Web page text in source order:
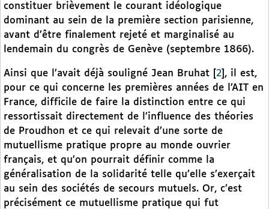
constituer brièvement le courant idéologique
dominant au sein de la première section parisienne,
avant d’être finalement rejeté et marginalisé au
lendemain du congrès de Genève (septembre 1866).
Ainsi que l’avait déjà souligné Jean Bruhat 2 , il est,
pour ce qui concerne les premières années de l’AIT en
France, difficile de faire la distinction entre ce qui
ressortissait directement de l’influence des théories
de Proudhon et ce qui relevait d’une sorte de
mutuellisme pratique propre au monde ouvrier
français, et qu’on pourrait définir comme la
généralisation de la solidarité telle qu’elle s’exerçait
au sein des sociétés de secours mutuels. Or, c’est
précisément ce mutuellisme pratique qui fut